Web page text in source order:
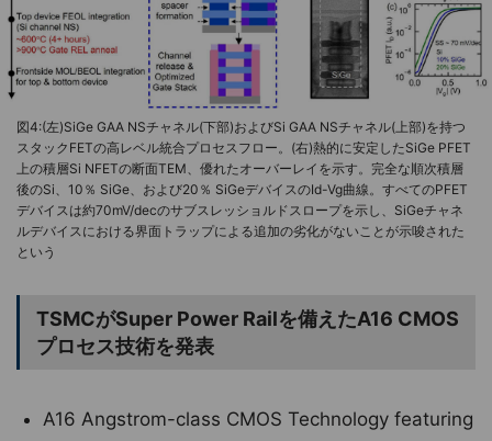
図4:(左)SiGe GAA NSチャネル(下部)およびSi GAA NSチャネル(上部)を持つ
スタックFETの高レベル統合プロセスフロー。(右)熱的に安定したSiGe PFET
上の積層Si NFETの断面TEM、優れたオーバーレイを示す。完全な順次積層
後のSi、10％ SiGe、および20％ SiGeデバイスのId-Vg曲線。すべてのPFET
デバイスは約70mV/decのサブスレッショルドスロープを示し、SiGeチャネ
ルデバイスにおける界面トラップによる追加の劣化がないことが示唆された
という
TSMCがSuper Power Railを備えたA16 CMOS
プロセス技術を発表
A16 Angstrom-class CMOS Technology featuring